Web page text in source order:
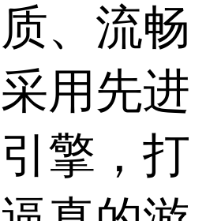
、流畅
用先进
擎，打